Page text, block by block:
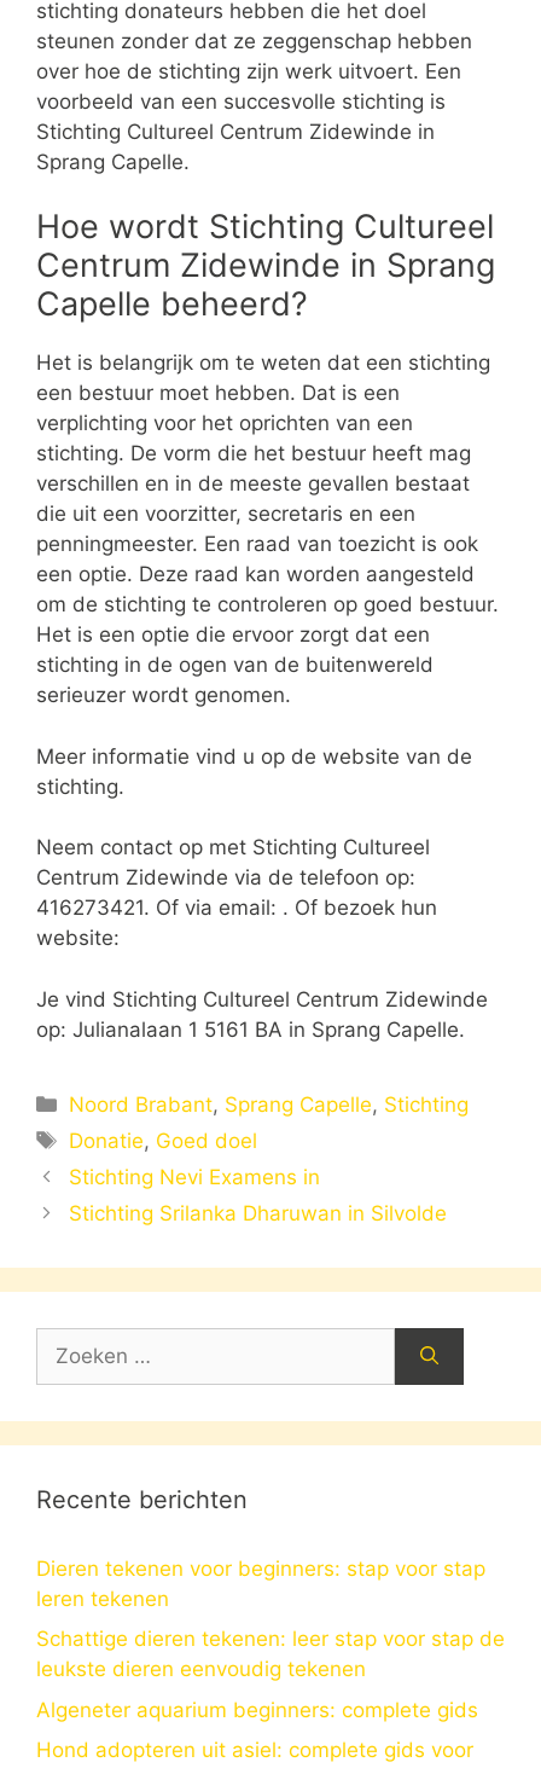
stichting donateurs hebben die het doel
steunen zonder dat ze zeggenschap hebben
over hoe de stichting zijn werk uitvoert. Een
voorbeeld van een succesvolle stichting is
Stichting Cultureel Centrum Zidewinde in
Sprang Capelle.
Hoe wordt Stichting Cultureel
Centrum Zidewinde in Sprang
Capelle beheerd?
Het is belangrijk om te weten dat een stichting
een bestuur moet hebben. Dat is een
verplichting voor het oprichten van een
stichting. De vorm die het bestuur heeft mag
verschillen en in de meeste gevallen bestaat
die uit een voorzitter, secretaris en een
penningmeester. Een raad van toezicht is ook
een optie. Deze raad kan worden aangesteld
om de stichting te controleren op goed bestuur.
Het is een optie die ervoor zorgt dat een
stichting in de ogen van de buitenwereld
serieuzer wordt genomen.
Meer informatie vind u op de website van de
stichting.
Neem contact op met Stichting Cultureel
Centrum Zidewinde via de telefoon op:
416273421. Of via email: . Of bezoek hun
website:
Je vind Stichting Cultureel Centrum Zidewinde
op: Julianalaan 1 5161 BA in Sprang Capelle.
Categorieën
Noord Brabant, Sprang Capelle, Stichting
Tags
Donatie, Goed doel
Stichting Nevi Examens in
Stichting Srilanka Dharuwan in Silvolde
naar:
Recente berichten
Dieren tekenen voor beginners: stap voor stap
leren tekenen
Schattige dieren tekenen: leer stap voor stap de
leukste dieren eenvoudig tekenen
Algeneter aquarium beginners: complete gids
Hond adopteren uit asiel: complete gids voor